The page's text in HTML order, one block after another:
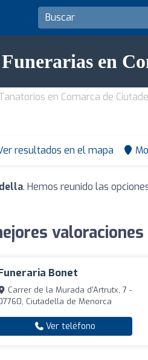
en
en Comarca de
resultados en el mapa
. Hemos reunido las
Bonet
Carrer de la Murada d'Artrutx, 7 -
Ciutadella de Menorca
Ver teléfono